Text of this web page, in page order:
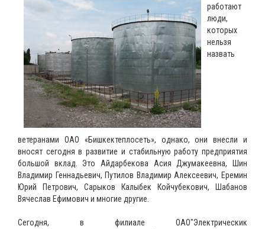
работают
люди,
которых
нельзя
назвать
ветеранами ОАО «Бишкектеплосеть», однако, они внесли и
вносят сегодня в развитие и стабильную работу предприятия
большой вклад. Это Айдарбекова Асия Джумакеевна, Шин
Владимир Геннадьевич, Путилов Владимир Алексеевич, Еремин
Юрий Петрович, Сарыков Калыбек Койчубекович, Шабанов
Вячеслав Ефимович и многие другие.
Сегодня, в филиале ОАО"Электрическик